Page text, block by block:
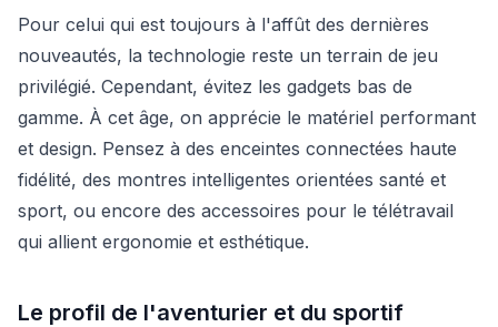
Pour celui qui est toujours à l'affût des dernières
nouveautés, la technologie reste un terrain de jeu
privilégié. Cependant, évitez les gadgets bas de
gamme. À cet âge, on apprécie le matériel performant
et design. Pensez à des enceintes connectées haute
fidélité, des montres intelligentes orientées santé et
sport, ou encore des accessoires pour le télétravail
qui allient ergonomie et esthétique.
Le profil de l'aventurier et du sportif